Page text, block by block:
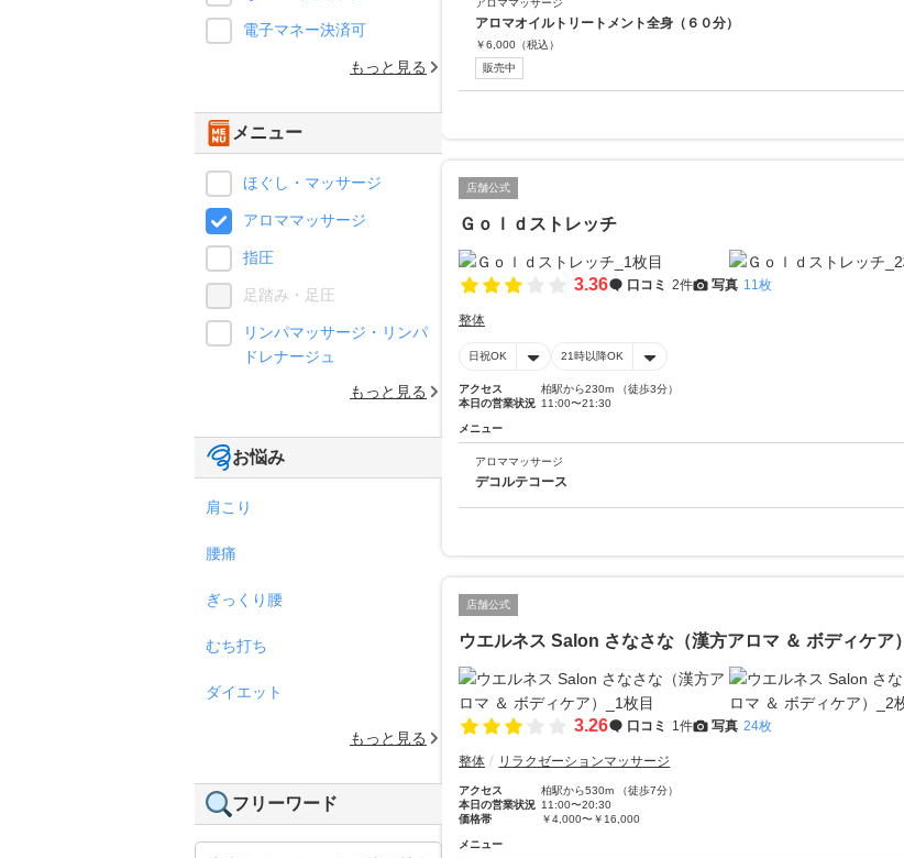
アロママッサージ
アロマオイルトリートメント全身（６０分）
￥6,000 （税込）
販売中
店舗公式
Ｇｏｌｄストレッチ
3.36 口コミ 2件 写真 11枚
整体
日祝OK 21時以降OK
アクセス
柏駅から230m （徒歩3分）
本日の営業状況 11:00〜21:30
メニュー
アロママッサージ
デコルテコース
店舗公式
ウエルネス Salon さなさな（漢方アロマ ＆ ボディケア）
3.26 口コミ 1件 写真 24枚
整体 リラクゼーションマッサージ
アクセス
柏駅から530m （徒歩7分）
本日の営業状況 11:00〜20:30
価格帯
￥4,000〜￥16,000
メニュー
電子マネー決済可
もっと見る
メニュー
ほぐし・マッサージ
アロママッサージ
指圧
足踏み・足圧
リンパマッサージ・リンパ
ドレナージュ
もっと見る
お悩み
肩こり
腰痛
ぎっくり腰
むち打ち
ダイエット
もっと見る
フリーワード